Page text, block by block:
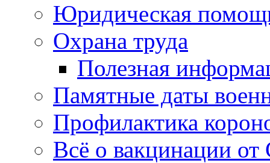
Юридическая
Охрана труда
Полезная
Памятные даты
Профилактика
Всё о вакцинации